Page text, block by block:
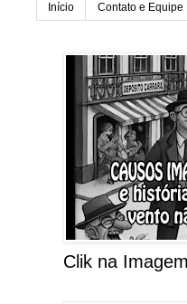
Início Contato e Equipe
Clik na